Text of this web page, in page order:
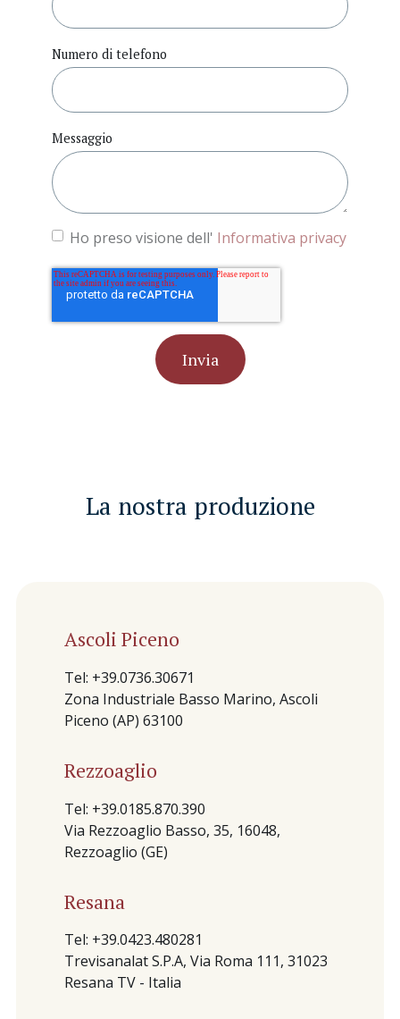
Lavora con noi
Contatti
Numero di telefono
Messaggio
Ho preso visione dell' Informativa privacy
La nostra produzione
Ascoli Piceno
Tel: +39.0736.30671
Zona Industriale Basso Marino, Ascoli
Piceno (AP) 63100
Rezzoaglio
Tel: +39.0185.870.390
Via Rezzoaglio Basso, 35, 16048,
Rezzoaglio (GE)
Resana
Tel: +39.0423.480281
Trevisanalat S.P.A, Via Roma 111, 31023
Resana TV - Italia